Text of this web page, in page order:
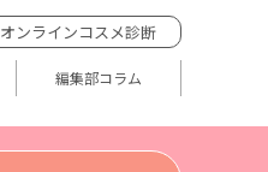
オンラインコスメ診断
編集部コラム